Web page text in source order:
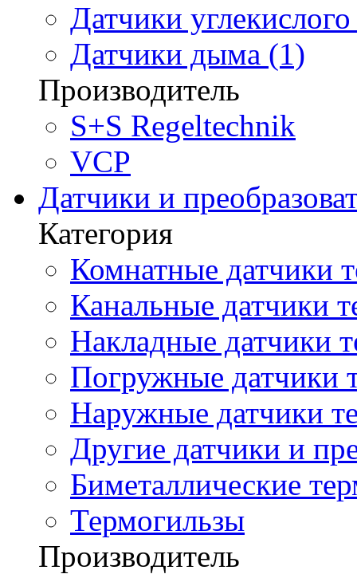
Датчики
Датчики дыма (1)
Производитель
S+S Regeltechnik
VCP
Датчики и
Категория
Комнатные датчики
Канальные датчики
Накладные датчики
Погружные датчики
Наружные датчики
Другие датчики и
Биметаллические
Термогильзы
Производитель